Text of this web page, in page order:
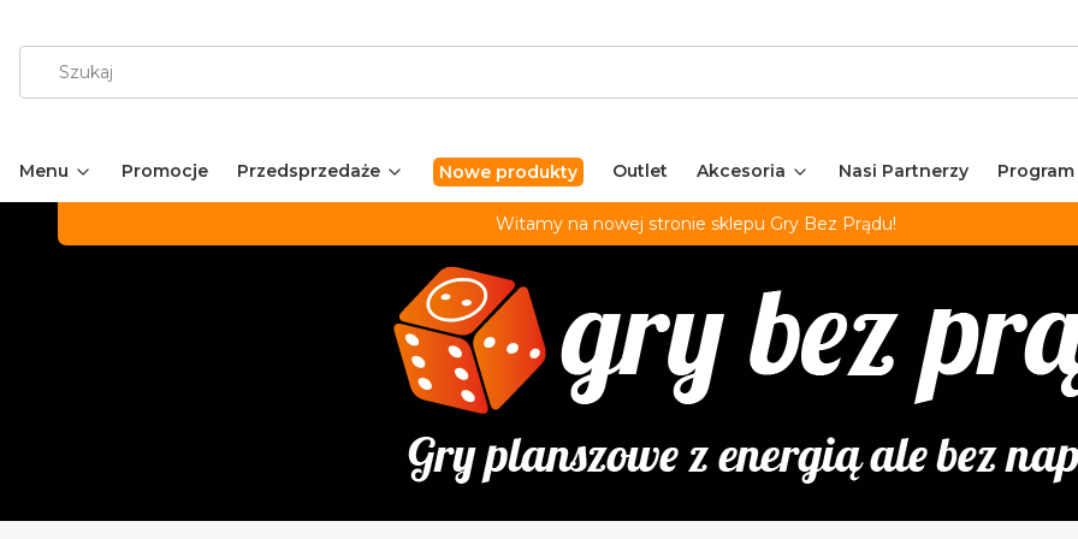
Menu Promocje Przedsprzedaże Nowe produkty Outlet Akcesoria Nasi Partnerzy
Witamy na nowej stronie sklepu Gry Bez Prądu!